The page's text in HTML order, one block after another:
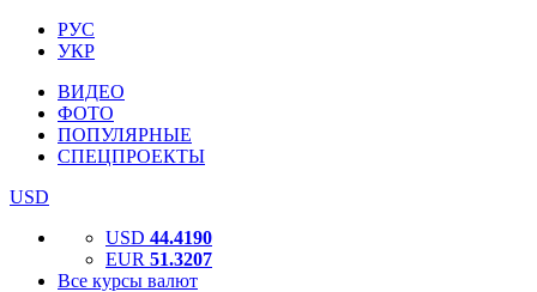
РУС
УКР
ВИДЕО
ФОТО
ПОПУЛЯРНЫЕ
СПЕЦПРОЕКТЫ
USD
USD 44.4190
EUR 51.3207
Все курсы валют